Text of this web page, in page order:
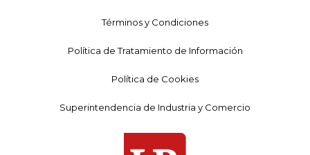
Términos y Condiciones
Política de Tratamiento de Información
Política de Cookies
Superintendencia de Industria y Comercio